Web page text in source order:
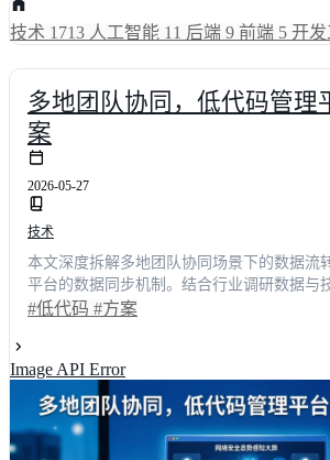
技术 1713 人工智能 11 后端 9 前端 5 开
多地团队协同，低代码管理
案
2026-05-27
技术
本文深度拆解多地团队协同场景下的数据流
平台的数据同步机制。结合行业调研数据与
驱动架构、冲突消解算法及高可用容灾设计
转型筑牢底层基座。
#低代码 #方案
Image API Error